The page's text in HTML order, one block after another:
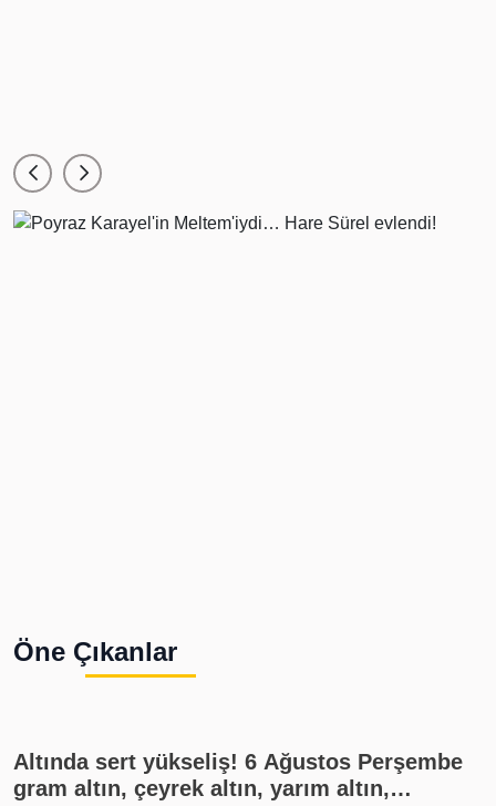
Öne Çıkanlar
Altında sert yükseliş! 6 Ağustos Perşembe
gram altın, çeyrek altın, yarım altın,